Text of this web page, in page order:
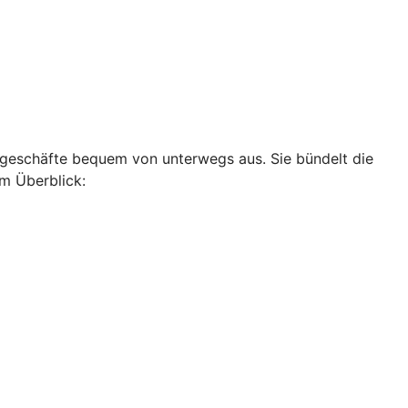
bequem von unterwegs aus. Sie bündelt die
Überblick: